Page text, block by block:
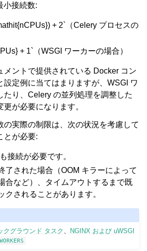
小接続数:
+ 2`（Celery プロセスの
+ 1`（WSGI ワーカーの場合）
メントで提供されている Docker コン
設定例に当てはまりますが、WSGI ワ
たり、Celery の並列処理を調整した
が必要になります。
の実際の制限は、次の状況を考慮して
とが必要:
接続が必要です。
了された場合（OOM キラーによって
合など）、タイムアウトするまで既
クされることがあります。
クグラウンド タスク 、
NGINX および uWSGI